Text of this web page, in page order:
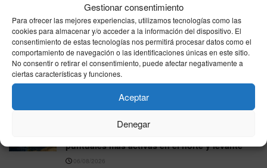
Gestionar consentimiento
Para ofrecer las mejores experiencias, utilizamos tecnologías como las
cookies para almacenar y/o acceder a la información del dispositivo. El
consentimiento de estas tecnologías nos permitirá procesar datos como el
comportamiento de navegación o las identificaciones únicas en este sitio.
No consentir o retirar el consentimiento, puede afectar negativamente a
ciertas características y funciones.
Aceptar
Denegar
comprar entradas y qué conciertos quedan en
agosto
06/08/2026
España afronta un jueves de contrastes:
granizo en el nordeste y hasta 39 grados en el
sur
El tiempo en España el jueves 6 de agosto de
puntuales más activas en el norte y levante
06/08/2026